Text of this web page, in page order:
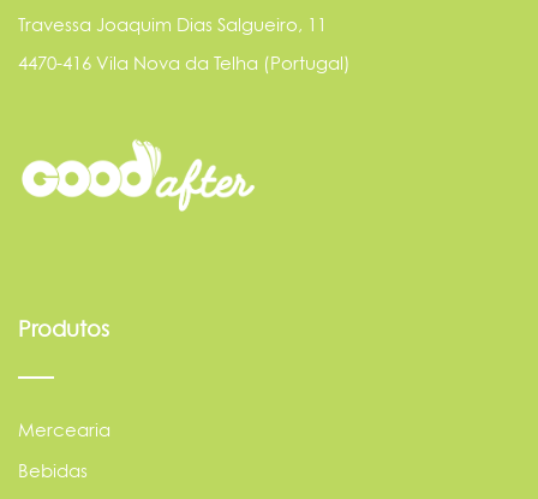
Travessa Joaquim Dias Salgueiro, 11
4470-416 Vila Nova da Telha (Portugal)
Produtos
Mercearia
Bebidas